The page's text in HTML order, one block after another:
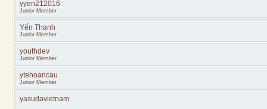
yyen212016
Junior Member
Yến Thanh
Junior Member
youthdev
Junior Member
ytehoancau
Junior Member
yasudavietnam